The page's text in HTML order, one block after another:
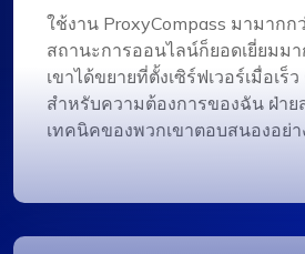
ใช้งาน ProxyCompass มามากก
สถานะการออนไลน์ก็ยอดเยี่ยมมา
เขาได้ขยายที่ตั้งเซิร์ฟเวอร์เมื่อเร็
สำหรับความต้องการของฉัน ฝ่า
เทคนิคของพวกเขาตอบสนองอย่า